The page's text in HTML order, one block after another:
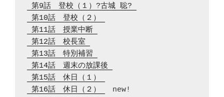
第9話　登校（１）?古城 聡?
第10話　登校（２）
第11話　授業中断
第12話　校長室
第13話　特別補習
第14話　週末の放課後
第15話　休日（１）
第16話　休日（２）